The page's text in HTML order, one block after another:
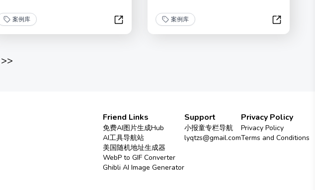
低门槛商业变现指南
案例库
精益创业MVP工具和案例库
案例库
保险百万
>>
Friend Links
免费AI图片生成Hub
AI工具导航站
美国随机地址生成器
WebP to GIF Converter
Ghibli AI Image Generator
Support
小报童专栏导航
lyqtzs@gmail.com
Privacy Policy
Privacy Policy
Terms and Conditions